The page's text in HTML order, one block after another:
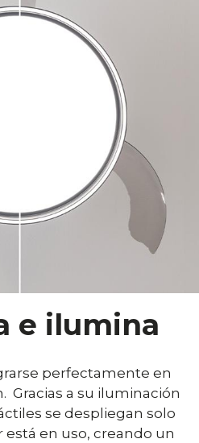
e ilumina
perfectamente en
Gracias a su iluminación
se despliegan solo
en uso, creando un